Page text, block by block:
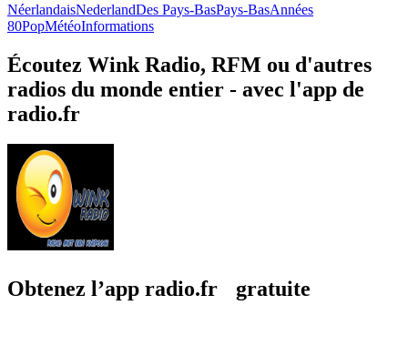
NéerlandaisNederlandDes Pays-BasPays-BasAnnées
80PopMétéoInformations
Écoutez Wink Radio, RFM ou d'autres
radios du monde entier - avec l'app de
radio.fr
Obtenez l’app radio.fr gratuite